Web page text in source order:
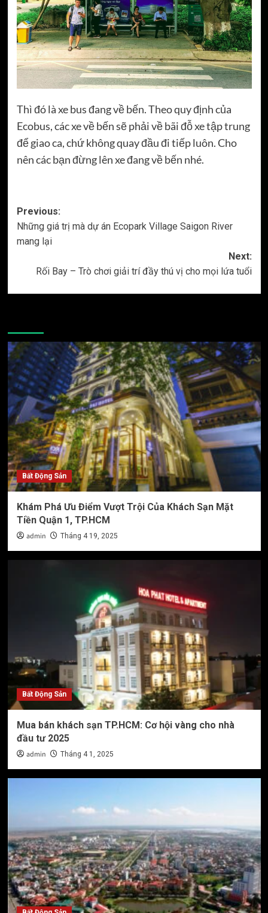
Thì đó là xe bus đang về bến. Theo quy định của
Ecobus, các xe về bến sẽ phải về bãi đỗ xe tập trung
để giao ca, chứ không quay đầu đi tiếp luôn. Cho
nên các bạn đừng lên xe đang về bến nhé.
Post
navigation
Previous:
Những giá trị mà dự án Ecopark Village Saigon River
mang lại
Next:
Rối Bay – Trò chơi giải trí đầy thú vị cho mọi lứa tuổi
Bất Động Sản
Khám Phá Ưu Điểm Vượt Trội Của Khách Sạn Mặt
Tiền Quận 1, TP.HCM
admin Tháng 4 19, 2025
Bất Động Sản
Mua bán khách sạn TP.HCM: Cơ hội vàng cho nhà
đầu tư 2025
admin Tháng 4 1, 2025